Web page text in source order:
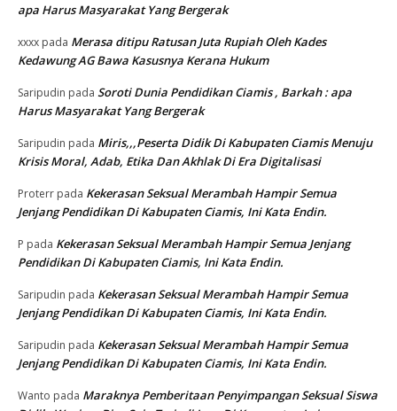
apa Harus Masyarakat Yang Bergerak
xxxx pada Merasa ditipu Ratusan Juta Rupiah Oleh Kades
Kedawung AG Bawa Kasusnya Kerana Hukum
Saripudin pada Soroti Dunia Pendidikan Ciamis , Barkah : apa
Harus Masyarakat Yang Bergerak
Saripudin pada Miris,,,Peserta Didik Di Kabupaten Ciamis Menuju
Krisis Moral, Adab, Etika Dan Akhlak Di Era Digitalisasi
Proterr pada Kekerasan Seksual Merambah Hampir Semua
Jenjang Pendidikan Di Kabupaten Ciamis, Ini Kata Endin.
P pada Kekerasan Seksual Merambah Hampir Semua Jenjang
Pendidikan Di Kabupaten Ciamis, Ini Kata Endin.
Saripudin pada Kekerasan Seksual Merambah Hampir Semua
Jenjang Pendidikan Di Kabupaten Ciamis, Ini Kata Endin.
Saripudin pada Kekerasan Seksual Merambah Hampir Semua
Jenjang Pendidikan Di Kabupaten Ciamis, Ini Kata Endin.
Wanto pada Maraknya Pemberitaan Penyimpangan Seksual Siswa